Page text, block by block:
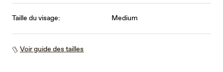
Taille du visage: Medium
Voir guide des tailles